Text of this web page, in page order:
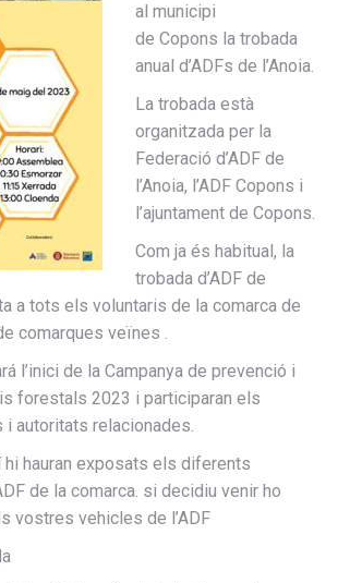
al municipi
de Copons la trobada
anual d’ADFs de l’Anoia.
La trobada està
organitzada per la
Federació d’ADF de
l’Anoia, l’ADF Copons i
l’ajuntament de Copons.
Com ja és habitual, la
trobada d’ADF de
a tots els voluntaris de la comarca de
comarques veïnes .
l’inici de la Campanya de prevenció i
forestals 2023 i participaran els
autoritats relacionades.
hi hauran exposats els diferents
de la comarca. si decidiu venir ho
vostres vehicles de l’ADF